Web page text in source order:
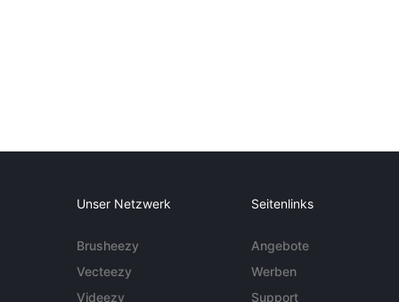
Unser Netzwerk
Brusheezy
Vecteezy
Videezy
Seitenlinks
Angebote
Werben
Support